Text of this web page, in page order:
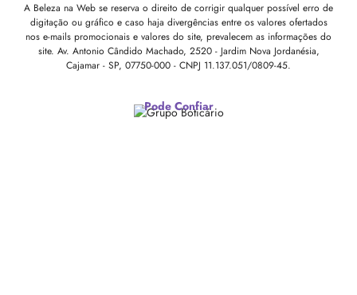
A Beleza na Web se reserva o direito de corrigir qualquer possível erro de
digitação ou gráfico e caso haja divergências entre os valores ofertados
nos e-mails promocionais e valores do site, prevalecem as informações do
site. Av. Antonio Cândido Machado, 2520 - Jardim Nova Jordanésia,
Cajamar - SP, 07750-000 - CNPJ 11.137.051/0809-45.
Pode Confiar